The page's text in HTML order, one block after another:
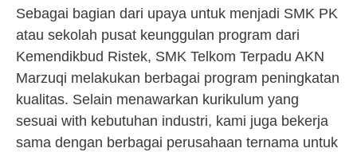
Sebagai bagian dari upaya untuk menjadi SMK PK
atau sekolah pusat keunggulan program dari
Kemendikbud Ristek, SMK Telkom Terpadu AKN
Marzuqi melakukan berbagai program peningkatan
kualitas. Selain menawarkan kurikulum yang
sesuai with kebutuhan industri, kami juga bekerja
sama dengan berbagai perusahaan ternama untuk